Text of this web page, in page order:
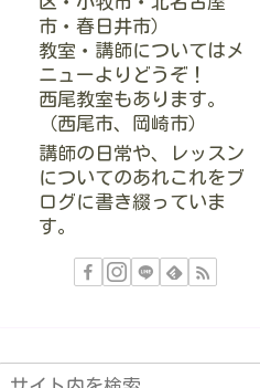
市・春日井市）
教室・講師についてはメ
ニューよりどうぞ！
西尾教室もあります。
（西尾市、岡崎市）
講師の日常や、レッスン
についてのあれこれをブ
ログに書き綴っていま
す。